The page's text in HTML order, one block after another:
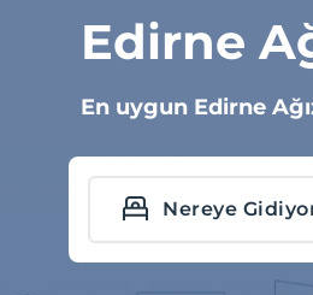
Edirne
En uygun Edirne